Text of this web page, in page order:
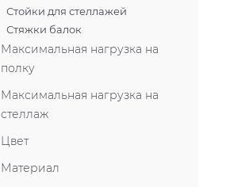
Стойки для стеллажей
Стяжки балок
Усиливающие уголки
Экраны
Максимальная нагрузка на
полку
Максимальная нагрузка на
стеллаж
Цвет
Материал